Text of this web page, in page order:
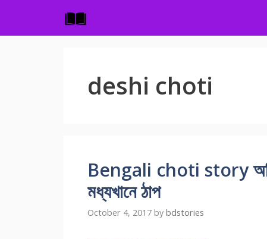
content
deshi choti
Bengali choti story
মধ্যখানে ঠাপ
October 4, 2017 by bdstories